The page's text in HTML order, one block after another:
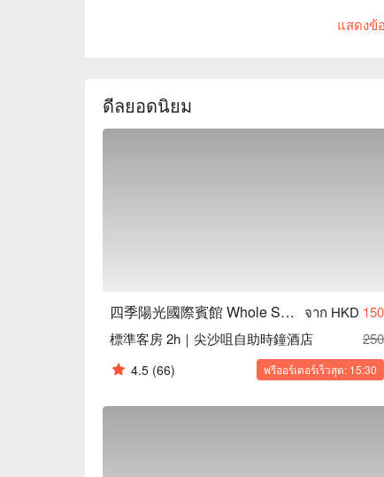
四季陽光國際酒店設備：空調、圓型床 / 大床
四季陽光國際酒店情侶時鐘酒店、四季陽光國
店優惠資訊立刻查看⬇︎
แสดงข้
ดีลยอดนิยม
四季陽光國際賓館 Whole Sunshine Int' Guest House จาก HKD 150
標準客房 2h｜尖沙咀自助時鐘酒店
250
4.5 (66) พรีออร์เดอร์เร็วสุด: 15:30